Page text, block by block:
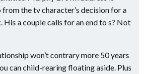
the tv character’s decision for a
a couple calls for an end to s? Not
won’t contrary more 50 years
can child-rearing floating aside. Plus